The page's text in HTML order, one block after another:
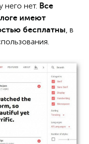
нет. Все
имеют
бесплатны , в